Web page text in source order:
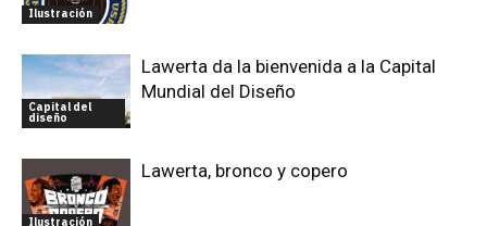
Ilustración
Capital del
diseño
Lawerta da la bienvenida a la Capital
Mundial del Diseño
Ilustración
Lawerta, bronco y copero